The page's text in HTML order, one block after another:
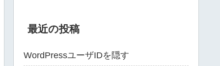
最近の投稿
WordPressユーザIDを隠す